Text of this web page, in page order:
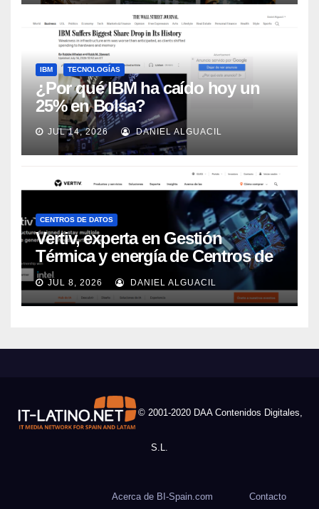
IBM TECNOLOGÍAS
¿Por qué IBM ha caído hoy un
25% en Bolsa?
JUL 14, 2026 DANIEL ALGUACIL
CENTROS DE DATOS
Vertiv, experta en Gestión
Térmica y energía de Centros de
Datos, sigue su crecimiento
imparable
JUL 8, 2026 DANIEL ALGUACIL
© 2001-2020 DAA Contenidos Digitales,
S.L.
Acerca de BI-Spain.com Contacto